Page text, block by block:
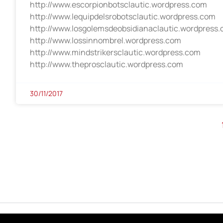
http://www.escorpionbotsclautic.wordpress.com
http://www.lequipdelsrobotsclautic.wordpress.com
http://
http://www.lossinnombrel.wordpress.com
http://www.mindstrikersclautic.wordpress.com
http://www.theprosclautic.wordpress.com
30/11/2017